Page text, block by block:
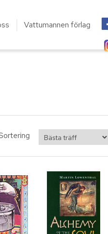
Vattumannen förlag